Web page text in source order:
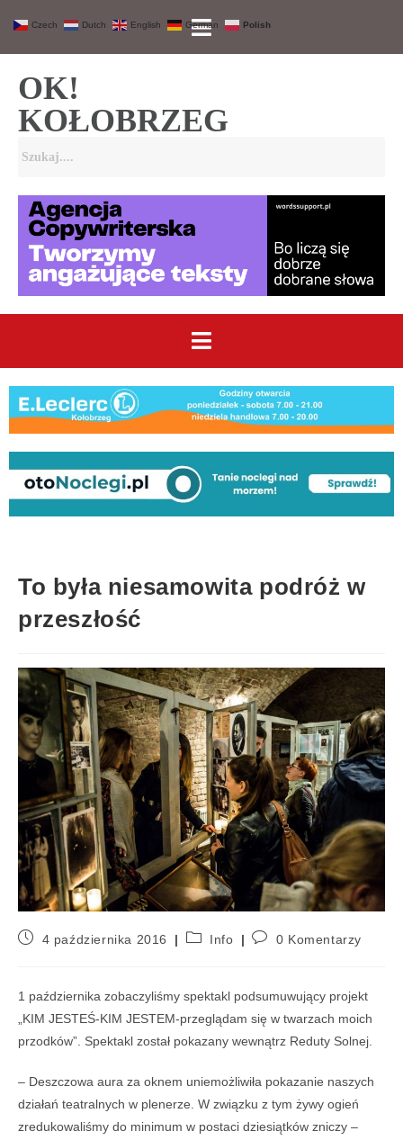
OK!
KOŁOBRZEG
To była niesamowita podróż w
przeszłość
4 października 2016 Info 0 Komentarzy
1 października zobaczyliśmy spektakl podsumuwujący projekt
KIM JESTEŚ-KIM JESTEM-przeglądam się w twarzach moich
przodków”. Spektakl został pokazany wewnątrz Reduty Solnej
– Deszczowa aura za oknem uniemożliwiła pokazanie naszych
działań teatralnych w plenerze. W związku z tym żywy ogień
zredukowaliśmy do minimum w postaci dziesiątków zniczy –
Czech Dutch English German Polish